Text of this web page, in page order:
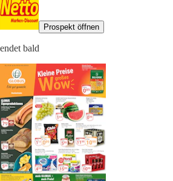
Prospekt öffnen
endet bald